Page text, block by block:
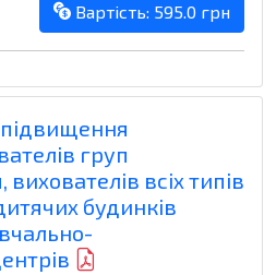
Вартість: 595.0 грн
груп
всіх типів
будинків